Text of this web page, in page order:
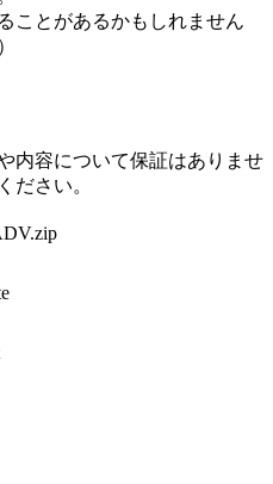
ことがあるかもしれません
内容について保証はありませ
ださい。